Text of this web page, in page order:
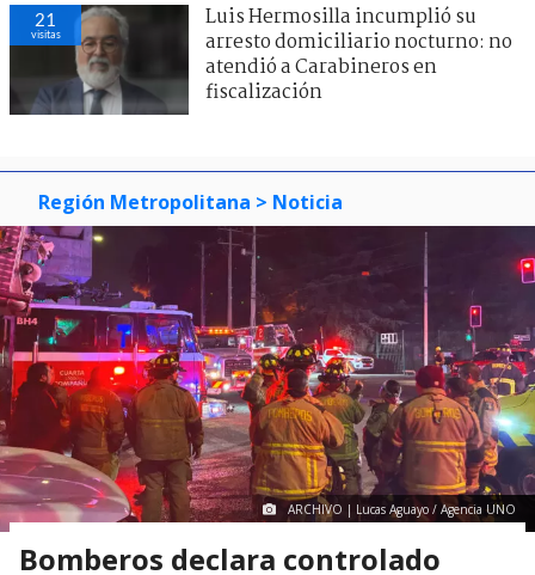
21
visitas
Luis Hermosilla incumplió su
arresto domiciliario nocturno: no
atendió a Carabineros en
fiscalización
Región Metropolitana > Noticia
ARCHIVO | Lucas Aguayo / Agencia UNO
Bomberos declara controlado